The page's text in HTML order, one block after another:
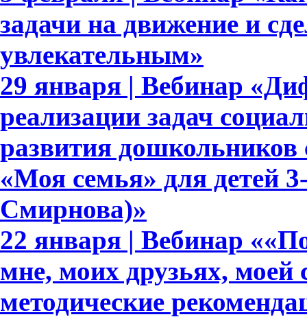
задачи на движение и
увлекательным»
29 января | Вебинар
реализации задач
развития
«Моя семья» для детей
Смирнова)»
22 января | Вебинар
мне, моих друзьях, моей
методические